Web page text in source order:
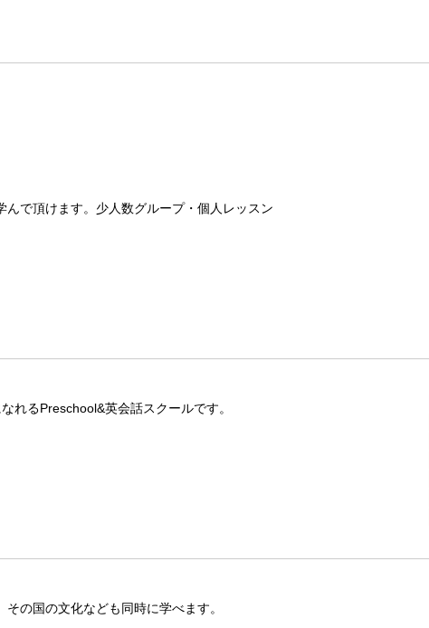
で頂けます。少人数グループ・個人レッスン
れるPreschool&英会話スクールです。
の国の文化なども同時に学べます。